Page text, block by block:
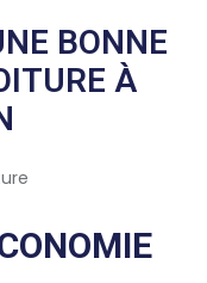
BONNE
À